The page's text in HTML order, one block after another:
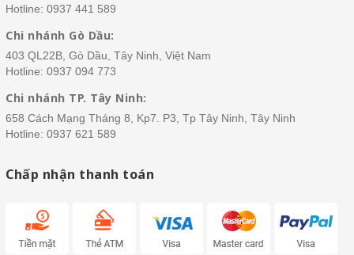
Hotline: 0937 441 589
Chi nhánh Gò Dầu:
403 QL22B, Gò Dầu, Tây Ninh, Việt Nam
Hotline: 0937 094 773
Chi nhánh TP. Tây Ninh:
658 Cách Mạng Tháng 8, Kp7. P3, Tp Tây Ninh, Tây Ninh
Hotline: 0937 621 589
Chấp nhận thanh toán